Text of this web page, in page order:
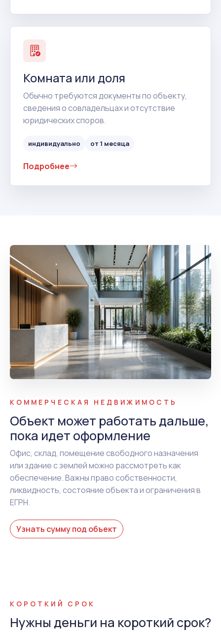
Комната или доля
Обычно требуются документы по объекту,
сведения о совладельцах и отсутствие
юридических споров.
индивидуально от 1 месяца
Подробнее
КОММЕРЧЕСКАЯ НЕДВИЖИМОСТЬ
Объект может работать дальше,
пока идет оформление
Офис, склад, помещение свободного назначения
или здание с землей можно рассмотреть как
обеспечение. Важны право собственности,
ликвидность, состояние объекта и ограничения в
ЕГРН.
Узнать сумму под объект
КОРОТКИЙ СРОК
Нужны деньги на короткий срок?